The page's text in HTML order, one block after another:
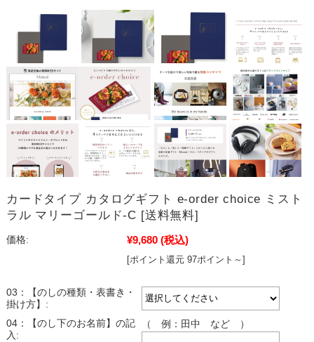
カードタイプ カタログギフト e-order choice ミスト
ラル マリーゴールド-C [送料無料]
価格: ¥9,680 (税込)
[ポイント還元 97ポイント～]
03：【のしの種類・表書き・
掛け方】:
04：【のし下のお名前】の記
入:
（ 例：田中 など ）